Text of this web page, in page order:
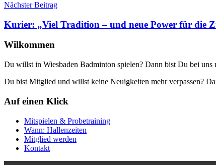
Nächster Beitrag
Kurier: „Viel Tradition – und neue Power für die
Wilkommen
Du willst in Wiesbaden Badminton spielen? Dann bist Du bei uns
Du bist Mitglied und willst keine Neuigkeiten mehr verpassen?
Auf einen Klick
Mitspielen & Probetraining
Wann: Hallenzeiten
Mitglied werden
Kontakt